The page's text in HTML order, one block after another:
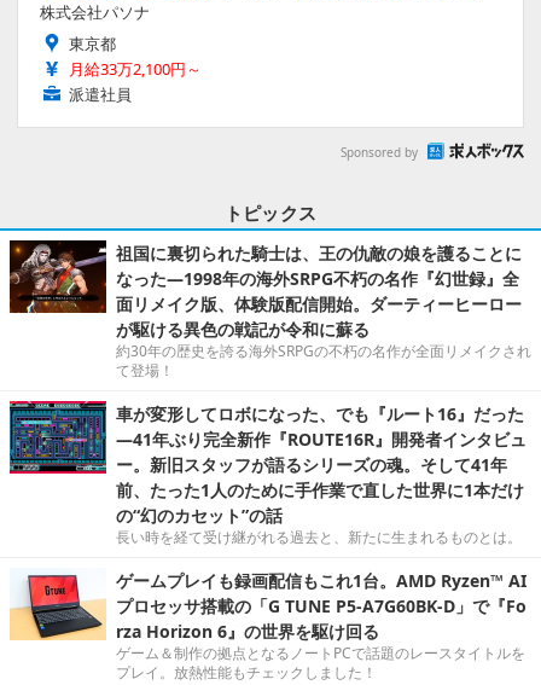
株式会社パソナ
東京都
月給33万2,100円～
派遣社員
Sponsored by
トピックス
祖国に裏切られた騎士は、王の仇敵の娘を護ることに
なった―1998年の海外SRPG不朽の名作『幻世録』全
面リメイク版、体験版配信開始。ダーティーヒーロー
が駆ける異色の戦記が令和に蘇る
約30年の歴史を誇る海外SRPGの不朽の名作が全面リメイクされ
て登場！
車が変形してロボになった、でも『ルート16』だった
―41年ぶり完全新作『ROUTE16R』開発者インタビュ
ー。新旧スタッフが語るシリーズの魂。そして41年
前、たった1人のために手作業で直した世界に1本だけ
の“幻のカセット”の話
長い時を経て受け継がれる過去と、新たに生まれるものとは。
ゲームプレイも録画配信もこれ1台。AMD Ryzen™ AI
プロセッサ搭載の「G TUNE P5-A7G60BK-D」で『Fo
rza Horizon 6』の世界を駆け回る
ゲーム＆制作の拠点となるノートPCで話題のレースタイトルを
プレイ。放熱性能もチェックしました！